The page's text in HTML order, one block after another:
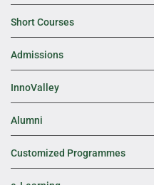
Short Courses
Admissions
InnoValley
Alumni
Customized Programmes